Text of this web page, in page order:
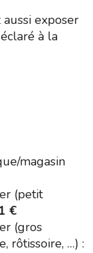
exposer
à la
magasin
(petit
1 €
(gros
rôtissoire, …) :